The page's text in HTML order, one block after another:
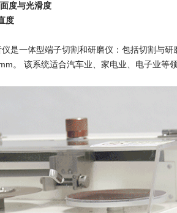
度与光滑度
度
是一体型端子切割和研磨仪：包括切割与研
。 该系统适合汽车业、家电业、电子业等